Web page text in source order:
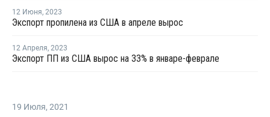
12 Июня, 2023
Экспорт пропилена из США в апреле вырос
12 Апреля, 2023
Экспорт ПП из США вырос на 33% в январе-феврале
19 Июля, 2021